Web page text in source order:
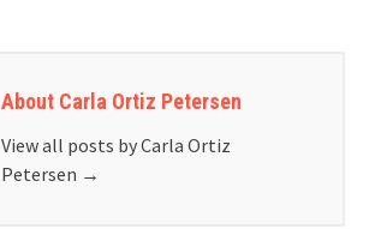
About Carla Ortiz Petersen
View all posts by Carla Ortiz
Petersen →